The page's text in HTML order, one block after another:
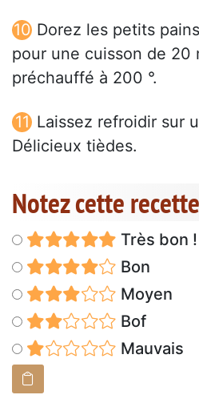
Dorez les petits
pour une cuisson de 20
préchauffé à 200 °.
Laissez refroidir sur
Délicieux tièdes.
Notez cette recette
Très bon !
Bon
Moyen
Bof
Mauvais